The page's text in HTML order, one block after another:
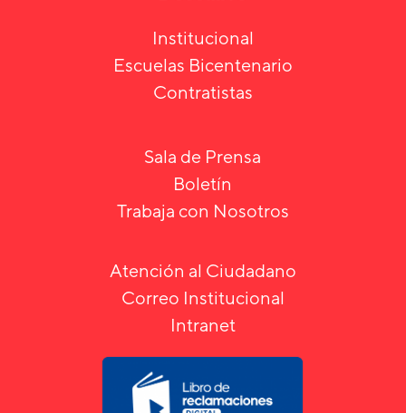
Institucional
Escuelas Bicentenario
Contratistas
Sala de Prensa
Boletín
Trabaja con Nosotros
Atención al Ciudadano
Correo Institucional
Intranet